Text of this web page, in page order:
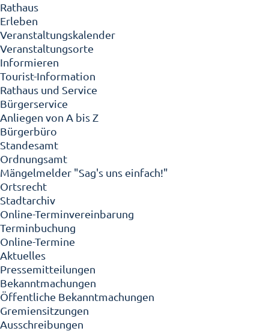
Rathaus
Erleben
Veranstaltungskalender
Veranstaltungsorte
Informieren
Tourist-Information
Rathaus und Service
Bürgerservice
Anliegen von A bis Z
Bürgerbüro
Standesamt
Ordnungsamt
Mängelmelder "Sag's uns einfach!"
Ortsrecht
Stadtarchiv
Online-Terminvereinbarung
Terminbuchung
Online-Termine
Aktuelles
Pressemitteilungen
Bekanntmachungen
Öffentliche Bekanntmachungen
Gremiensitzungen
Ausschreibungen